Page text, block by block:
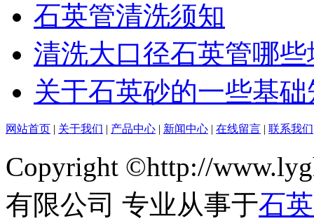
石英管清洗须知
清洗大口径石英管哪
关于石英砂的一些基
网站首页 | 关于我们 | 产品中心 | 新闻中心 | 在线留言 | 联系我们
Copyright ©http://
有限公司 专业从事于石